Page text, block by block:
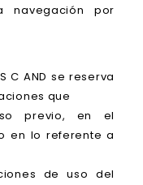
navegación por
S C AND se reserva
que
previo, en el
en lo referente a
de uso del